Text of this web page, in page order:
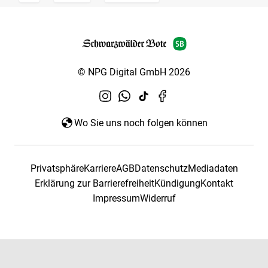
© NPG Digital GmbH 2026
Wo Sie uns noch folgen können
PrivatsphäreKarriereAGBDatenschutzMediadaten
Erklärung zur BarrierefreiheitKündigungKontakt
ImpressumWiderruf